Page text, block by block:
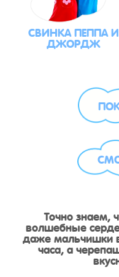
СВИНКА ПЕППА И
ДЖОРДЖ
Точно знаем,
волшебные
даже мальчишки
часа, а